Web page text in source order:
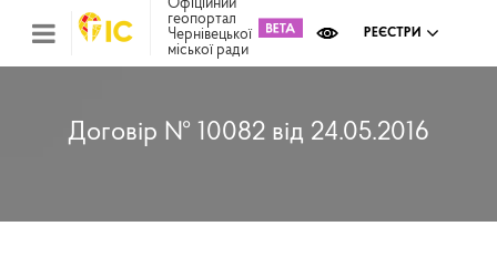
Офіційний
геопортал
Чернівецької
міської ради
РЕЄСТРИ
Договір № 10082 від 24.05.2016